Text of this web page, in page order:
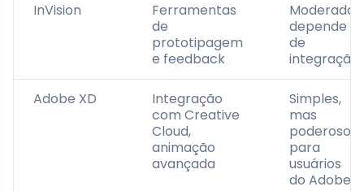
InVision
Ferramentas
de
prototipagem
e feedback
Moderada,
depende
de
integração
Adobe XD
Integração
com Creative
Cloud,
animação
avançada
Simples,
mas
poderoso
para
usuários
do Adobe